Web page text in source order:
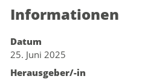
Informationen
Datum
25. Juni 2025
Herausgeber/-in